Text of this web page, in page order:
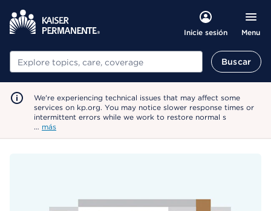
Inicie sesión Menu
Buscar Buscar
We're experiencing technical issues that may affect some
services on kp.org. You may notice slower response times or
intermittent errors while we work to restore normal s
… más